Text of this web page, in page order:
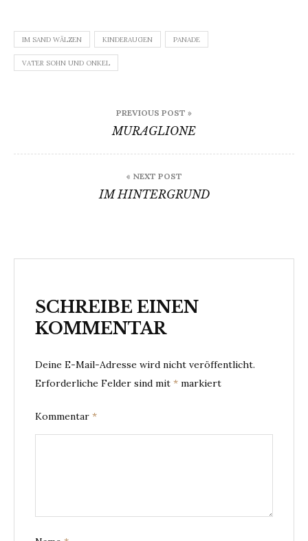
IM SAND WÄLZEN KINDERAUGEN PANADE
VATER SOHN UND ONKEL
PREVIOUS POST »
MURAGLIONE
« NEXT POST
IM HINTERGRUND
SCHREIBE EINEN
KOMMENTAR
Deine E-Mail-Adresse wird nicht veröffentlicht.
Erforderliche Felder sind mit * markiert
Kommentar *